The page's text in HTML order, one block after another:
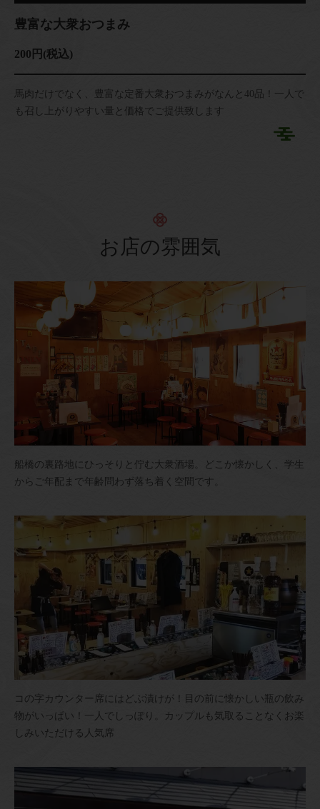
豊富な大衆おつまみ
200円 (税込)
馬肉だけでなく、豊富な定番大衆おつまみがなんと40品！一人で
も召し上がりやすい量と価格でご提供致します
お店の雰囲気
船橋の裏路地にひっそりと佇む大衆酒場。どこか懐かしく、学生
からご年配まで年齢問わず落ち着く空間です。
コの字カウンター席にはどぶ漬けが！目の前に懐かしい瓶の飲み
物がいっぱい！一人でしっぽり。カップルも気取ることなくお楽
しみいただける人気席